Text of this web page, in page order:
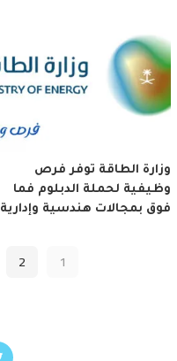
وزارة الطاقة توفر فرص
وظيفية لحملة الدبلوم فما
فوق بمجالات هندسية وإدارية
1
2